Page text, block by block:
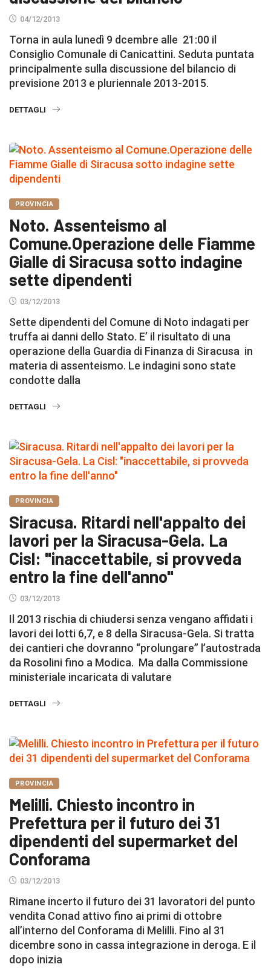
04/12/2013
Torna in aula lunedì 9 dcembre alle 21:00 il
Consiglio Comunale di Canicattini. Seduta puntata
principalmente sulla discussione del bilancio di
previsione 2013 e pluriennale 2013-2015.
DETTAGLI
PROVINCIA
Noto. Assenteismo al
Comune.Operazione delle Fiamme
Gialle di Siracusa sotto indagine
sette dipendenti
03/12/2013
Sette dipendenti del Comune di Noto indagati per
truffa ai danni dello Stato. E’ il risultato di una
operazione della Guardia di Finanza di Siracusa in
materia di assenteismo. Le indagini sono state
condotte dalla
DETTAGLI
PROVINCIA
Siracusa. Ritardi nell'appalto dei
lavori per la Siracusa-Gela. La
Cisl: "inaccettabile, si provveda
entro la fine dell'anno"
03/12/2013
Il 2013 rischia di chiudersi senza vengano affidati i
lavori dei lotti 6,7, e 8 della Siracusa-Gela. Si tratta
dei cantieri che dovranno “prolungare” l’autostrada
da Rosolini fino a Modica. Ma dalla Commissione
ministeriale incaricata di valutare
DETTAGLI
PROVINCIA
Melilli. Chiesto incontro in
Prefettura per il futuro dei 31
dipendenti del supermarket del
Conforama
03/12/2013
Rimane incerto il futuro dei 31 lavoratori del punto
vendita Conad attivo fino ai primi di ottobre
all’interno del Conforama di Melilli. Fino al 31
dicembre sono in cassa integrazione in deroga. E il
dopo inizia